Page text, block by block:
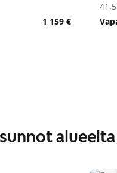
1 159 €
alueelta